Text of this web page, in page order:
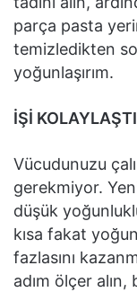
parça pasta
temizledikten
yoğunlaşırım.
İŞİ
Vücudunuzu
gerekmiyor.
düşük
kısa fakat
fazlasını
adım ölçer